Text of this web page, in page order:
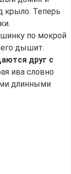
крыло. Теперь
по мокрой
дышит.
друг с
ива словно
длинными
Terms of